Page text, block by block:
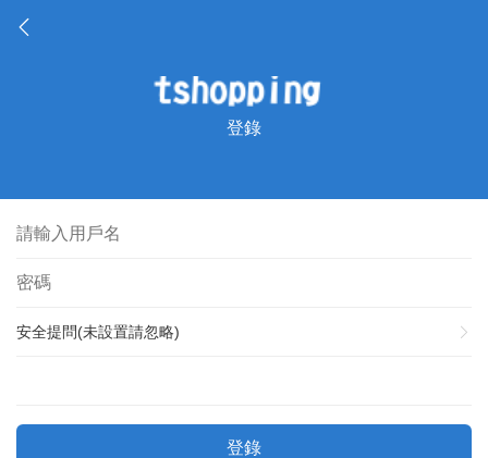
登錄
安全提問(未設置請忽略)
登錄